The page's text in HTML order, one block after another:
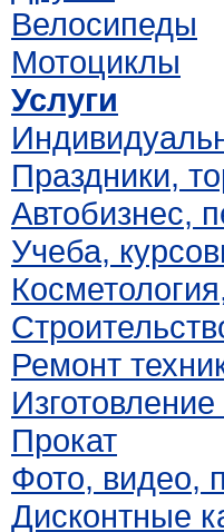
Велосипеды
Мотоциклы
Услуги
Праздники,
Автобизнес,
Учеба,
Ремонт
Прокат
Фото, видео,
Дисконтные